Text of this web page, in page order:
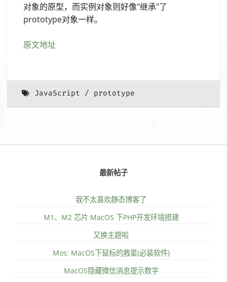
对象的原型，而实例对象则好像"继承"了
prototype对象一样。
原文地址
JavaScript prototype
最新帖子
我不太喜欢静态博客了
M1、M2 芯片 MacOS 下PHP开发环境搭建
又换主题啦
Mos: MacOS下鼠标的救星(必装软件)
MacOS隐藏微信消息提示数字